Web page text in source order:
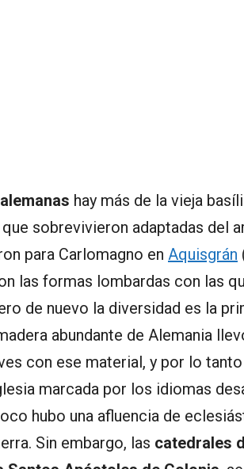
hay más de la vieja
sobrevivieron adaptadas del
para Carlomagno en Aquisgrán
las formas lombardas con las
de nuevo la diversidad es la
abundante de Alemania
con ese material, y por lo tanto
marcada por los idiomas
hubo una afluencia de
Sin embargo, las catedrales